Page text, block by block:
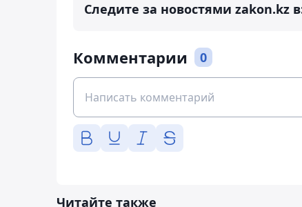
Следите за новостями zakon.kz
Комментарии 0
Читайте также